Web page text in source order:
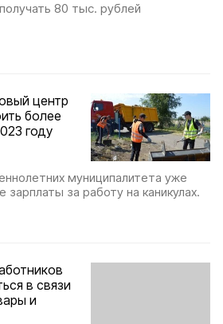
80 тыс. рублей
центр
более
году
муниципалитета уже
зарплаты за работу на каникулах.
в связи
и